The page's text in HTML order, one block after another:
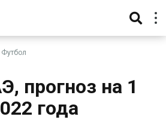
Футбол
прогноз на 1
года